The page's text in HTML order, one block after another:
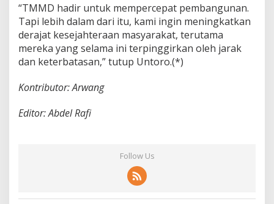
“TMMD hadir untuk mempercepat pembangunan.
Tapi lebih dalam dari itu, kami ingin meningkatkan
derajat kesejahteraan masyarakat, terutama
mereka yang selama ini terpinggirkan oleh jarak
dan keterbatasan,” tutup Untoro.(*)
Kontributor: Arwang
Editor: Abdel Rafi
Follow Us